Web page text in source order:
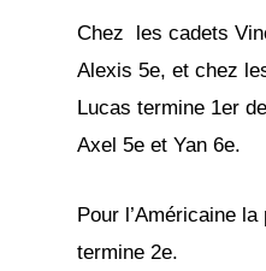
Chez les cadets
Alexis 5e, et chez
Lucas termine 1er
Axel 5e et Yan 6e.
Pour l’Américaine
termine 2e.